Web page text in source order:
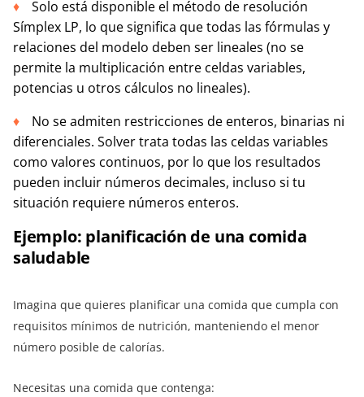
Solo está disponible el método de resolución
Símplex LP, lo que significa que todas las fórmulas y
relaciones del modelo deben ser lineales (no se
permite la multiplicación entre celdas variables,
potencias u otros cálculos no lineales).
No se admiten restricciones de enteros, binarias ni
diferenciales. Solver trata todas las celdas variables
como valores continuos, por lo que los resultados
pueden incluir números decimales, incluso si tu
situación requiere números enteros.
Ejemplo: planificación de una comida
saludable
Imagina que quieres planificar una comida que cumpla con
requisitos mínimos de nutrición, manteniendo el menor
número posible de calorías.
Necesitas una comida que contenga: